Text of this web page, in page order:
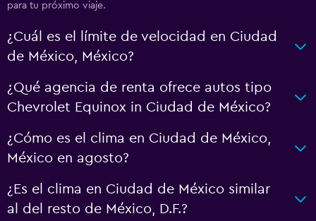
para tu próximo viaje.
¿Cuál es el límite de velocidad en Ciudad
de México, México?
¿Qué agencia de renta ofrece autos tipo
Chevrolet Equinox in Ciudad de México?
¿Cómo es el clima en Ciudad de México,
México en agosto?
¿Es el clima en Ciudad de México similar
al del resto de México, D.F.?